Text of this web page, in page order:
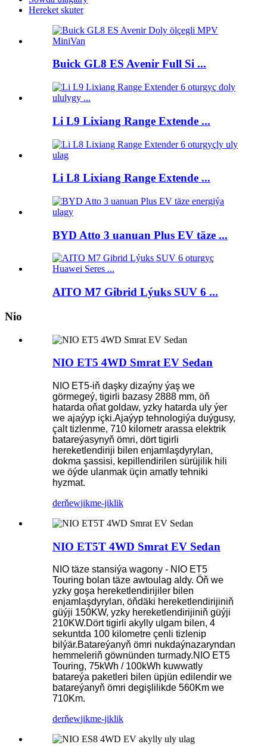
Hereket skuter
Buick GL8 ES Avenir Full Si ...
Li L9 Lixiang Range Extende ...
Li L8 Lixiang Range Extende ...
BYD Atto 3 uanuan Plus EV täze ...
AITO M7 Gibrid Lýuks SUV 6 ...
Nio
NIO ET5 4WD Smrat EV Sedan
NIO ET5-iň daşky dizaýny ýaş we
görmegeý, tigirli bazasy 2888 mm, öň
hatarda oňat goldaw, yzky hatarda uly ýer
we ajaýyp içki.Ajaýyp tehnologiýa duýgusy,
çalt tizlenme, 710 kilometr arassa elektrik
batareýasynyň ömri, dört tigirli
hereketlendiriji bilen enjamlaşdyrylan,
dokma şassisi, kepillendirilen sürüjilik hili
we öýde ulanmak üçin amatly tehniki
hyzmat.
derňewjikme-jiklik
NIO ET5T 4WD Smrat EV Sedan
NIO täze stansiýa wagony - NIO ET5
Touring bolan täze awtoulag aldy. Öň we
yzky goşa hereketlendirijiler bilen
enjamlaşdyrylan, öňdäki hereketlendirijiniň
güýji 150KW, yzky hereketlendirijiniň güýji
210KW.Dört tigirli akylly ulgam bilen, 4
sekuntda 100 kilometre çenli tizlenip
bilýär.Batareýanyň ömri nukdaýnazaryndan
hemmeleriň göwnünden turmady.NIO ET5
Touring, 75kWh / 100kWh kuwwatly
batareýa paketleri bilen üpjün edilendir we
batareýanyň ömri degişlilikde 560Km we
710Km.
derňewjikme-jiklik